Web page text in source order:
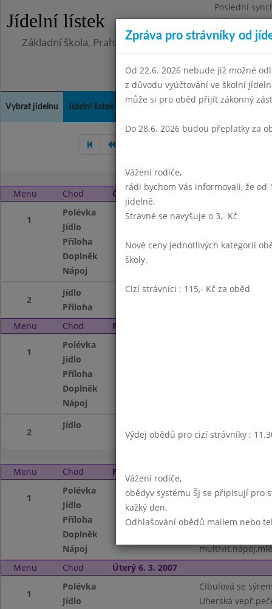
Jídelní lístek
Poslední
Středa
Základní škola, Praha 4, Na Líše 16
Vybrat jídelnu Jídelní lístek Kontakty a informace
Menu Chod Čtvrtek 1. 3. 2007
1
Polévka
Čočková
Jídlo
Příloha
vařené brambory
Doplněk
Nápoj
2
Jídlo
Hov.maso na
Příloha
Menu
Chod Pátek 2. 3. 2007
1
Polévka
Jídlo
Příloha
Doplněk
Nápoj
2
Jídlo
Menu Chod Pondělí 5. 3. 2007
1
Polévka
Bramborová
Jídlo
Příloha
vařené brambory
Doplněk
Nápoj
Menu
Chod Úterý 6. 3. 2007
1
Polévka
Cibulová se
Jídlo
Uherská
Zpráva pro strávníky od
Od 22.6. 2026 nebude již možné
z důvodu vyúčtování ve školní
může si pro oběd přijít zákonný
Do 28.6. 2026 budou přeplatky za
Vážení rodiče,
rádi bychom Vás informovali, že od
jidelně.
Stravné se navyšuje o 3,- Kč
Nové ceny jednotlivých kategorií
školy.
Cizí strávníci : 115,- Kč za oběd
Výdej obědů pro cizí strávníky :
Vážení rodiče,
obědyv systému ŠJ se připisují pro
kažký den.
Odhlašování obědů mailem nebo